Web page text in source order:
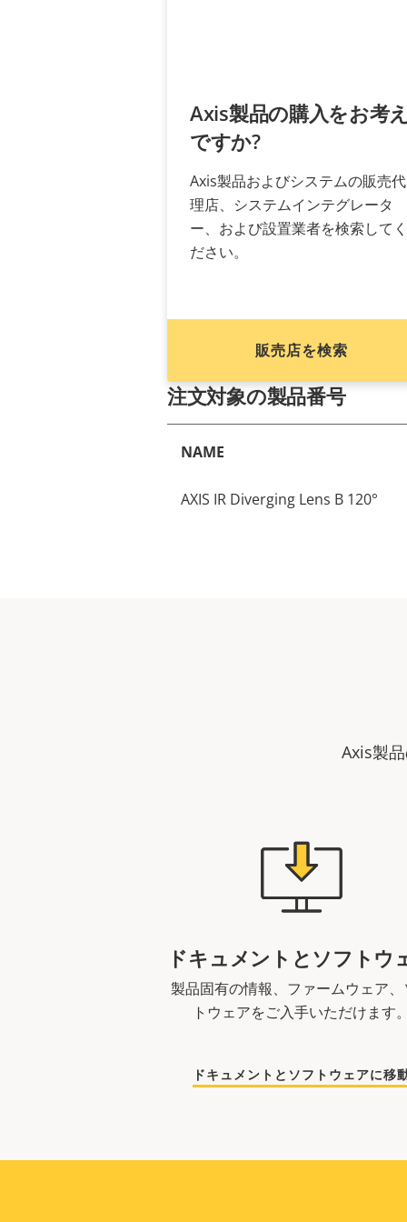
Axis製品の購入をお考え
ですか?
Axis製品およびシステムの販売代
理店、システムインテグレータ
ー、および設置業者を検索してく
ださい。
販売店を検索
注文対象の製品番号
NAME
AXIS IR Diverging Lens B 120°
Axis製
ドキュメントとソフトウ
製品固有の情報、ファームウェア、
トウェアをご入手いただけます。
ドキュメントとソフトウェアに移